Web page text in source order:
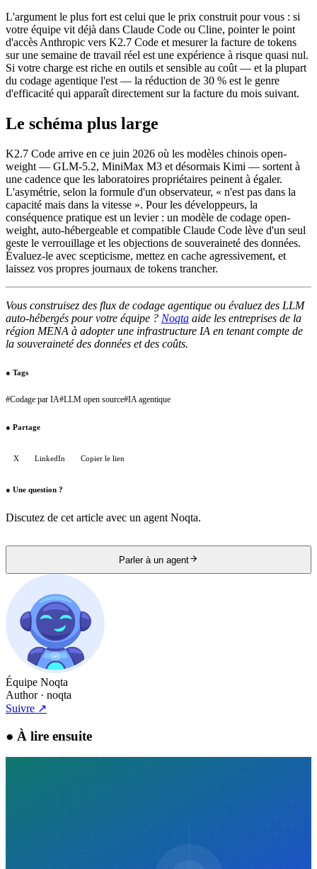
L'argument le plus fort est celui que le prix construit pour vous : si
votre équipe vit déjà dans Claude Code ou Cline, pointer le point
d'accès Anthropic vers K2.7 Code et mesurer la facture de tokens
sur une semaine de travail réel est une expérience à risque quasi nul.
Si votre charge est riche en outils et sensible au coût — et la plupart
du codage agentique l'est — la réduction de 30 % est le genre
d'efficacité qui apparaît directement sur la facture du mois suivant.
Le schéma plus large
K2.7 Code arrive en ce juin 2026 où les modèles chinois open-
weight — GLM-5.2, MiniMax M3 et désormais Kimi — sortent à
une cadence que les laboratoires propriétaires peinent à égaler.
L'asymétrie, selon la formule d'un observateur, « n'est pas dans la
capacité mais dans la vitesse ». Pour les développeurs, la
conséquence pratique est un levier : un modèle de codage open-
weight, auto-hébergeable et compatible Claude Code lève d'un seul
geste le verrouillage et les objections de souveraineté des données.
Évaluez-le avec scepticisme, mettez en cache agressivement, et
laissez vos propres journaux de tokens trancher.
Vous construisez des flux de codage agentique ou évaluez des LLM
auto-hébergés pour votre équipe ? Noqta aide les entreprises de la
région MENA à adopter une infrastructure IA en tenant compte de
la souveraineté des données et des coûts.
● Tags
#Codage par IA#LLM open source#IA agentique
● Partage
X LinkedIn Copier le lien
● Une question ?
Discutez de cet article avec un agent Noqta.
Parler à un agent
Équipe Noqta
Author· noqta
Suivre ↗
● À lire ensuite